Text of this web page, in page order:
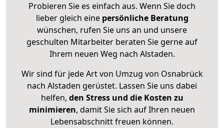
Probieren Sie es einfach aus. Wenn Sie doch
lieber gleich eine persönliche Beratung
wünschen, rufen Sie uns an und unsere
geschulten Mitarbeiter beraten Sie gerne auf
Ihrem neuen Weg nach Alstaden.
Wir sind für jede Art von Umzug von Osnabrück
nach Alstaden gerüstet. Lassen Sie uns dabei
helfen, den Stress und die Kosten zu
minimieren, damit Sie sich auf Ihren neuen
Lebensabschnitt freuen können.